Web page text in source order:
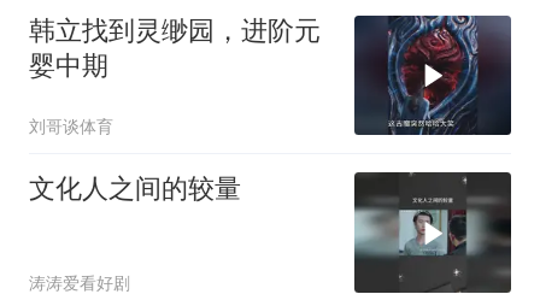
韩立找到灵缈园，进阶元
婴中期
刘哥谈体育
文化人之间的较量
涛涛爱看好剧